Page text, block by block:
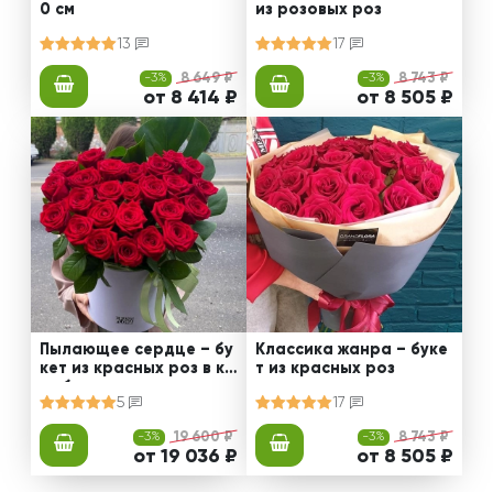
0 см
13
-3% 8 649 ₽
от 8 414 ₽
из розовых роз
17
-3% 8 743 ₽
от 8 505 ₽
Пылающее сердце – бу
кет из красных роз в ко
робке
5
-3% 19 600 ₽
от 19 036 ₽
Классика жанра – буке
т из красных роз
17
-3% 8 743 ₽
от 8 505 ₽